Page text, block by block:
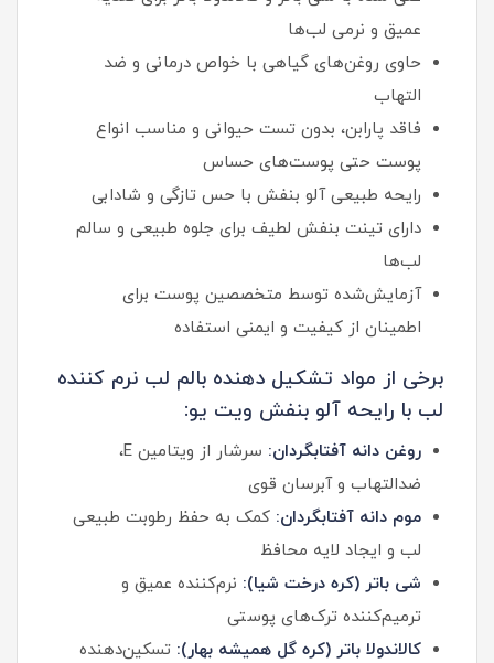
عمیق و نرمی لب‌ها
حاوی روغن‌های گیاهی با خواص درمانی و ضد
التهاب
فاقد پارابن، بدون تست حیوانی و مناسب انواع
پوست حتی پوست‌های حساس
رایحه طبیعی آلو بنفش با حس تازگی و شادابی
دارای تینت بنفش لطیف برای جلوه طبیعی و سالم
لب‌ها
آزمایش‌شده توسط متخصصین پوست برای
اطمینان از کیفیت و ایمنی استفاده
برخی از مواد تشکیل دهنده بالم لب نرم کننده
لب با رایحه آلو بنفش ویت یو:
روغن دانه آفتابگردان:
سرشار از ویتامین E،
ضدالتهاب و آبرسان قوی
موم دانه آفتابگردان: کمک به حفظ رطوبت طبیعی
لب و ایجاد لایه محافظ
شی باتر (کره درخت شیا): نرم‌کننده عمیق و
ترمیم‌کننده ترک‌های پوستی
کالاندولا باتر (کره گل همیشه بهار): تسکین‌دهنده